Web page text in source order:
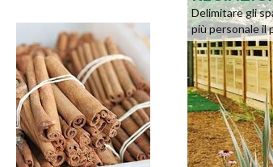
Delimitare gli
più personale il